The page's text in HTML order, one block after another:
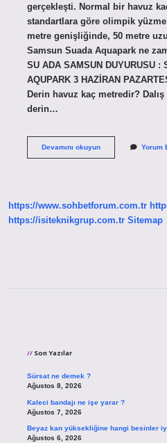
gerçekleşti. Normal bir havuz
standartlara göre olimpik
metre genişliğinde, 50 metre
Samsun Suada Aquapark ne
SU ADA SAMSUN DUYURUSU :
AQUPARK 3 HAZİRAN
Derin havuz kaç metredir?
derin…
Devamını okuyunSamsun
Yorum
https://www.sohbetforum.com.tr
https://isiteknikgrup.com.tr Sitemap
Son Yazılar
Sürsat ne demek ?
Ağustos 8, 2026
Kaleci bandajı ne işe yarar ?
Ağustos 7, 2026
Beyaz kan yüksekliğine hangi besinler
Ağustos 6, 2026